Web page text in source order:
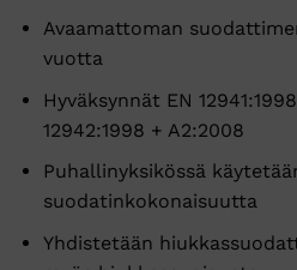
Avaamattoman
vuotta
Hyväksynnät EN
12942:1998 + A2:2008
Puhallinyksikössä
suodatinkokonaisuutta
Yhdistetään